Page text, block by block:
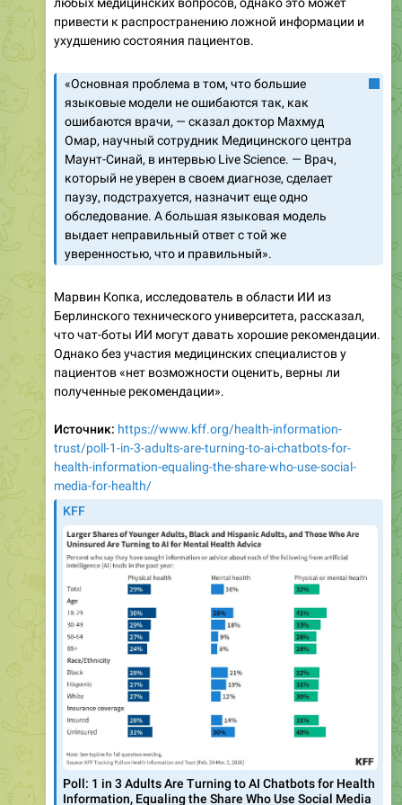
привести к распространению ложной информации и
ухудшению состояния пациентов.
«Основная проблема в том, что большие
языковые модели не ошибаются так, как
ошибаются врачи, — сказал доктор Махмуд
Омар, научный сотрудник Медицинского центра
Маунт-Синай, в интервью Live Science. — Врач,
который не уверен в своем диагнозе, сделает
паузу, подстрахуется, назначит еще одно
обследование. А большая языковая модель
выдает неправильный ответ с той же
уверенностью, что и правильный».
Марвин Копка, исследователь в области ИИ из
Берлинского технического университета, рассказал,
что чат-боты ИИ могут давать хорошие рекомендации.
Однако без участия медицинских специалистов у
пациентов «нет возможности оценить, верны ли
полученные рекомендации».
Источник: https://www.kff.org/health-information-
trust/poll-1-in-3-adults-are-turning-to-ai-chatbots-for-
health-information-equaling-the-share-who-use-social-
media-for-health/
KFF
Poll: 1 in 3 Adults Are Turning to AI Chatbots for Health
Information, Equaling the Share Who Use Social Media